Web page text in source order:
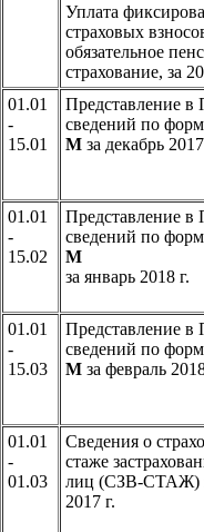
Уплата
страховых
обязательное
страхование, за
01.01
-
15.01
Представление
сведений по
М за декабрь
01.01
-
15.02
Представление
сведений по
М
за январь 2018 г.
01.01
-
15.03
Представление
сведений по
М за февраль
01.01
-
01.03
Сведения о
стаже
лиц (СЗВ-СТАЖ)
2017 г.